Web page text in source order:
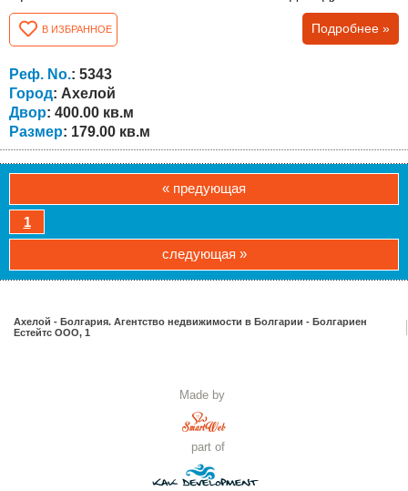
проекту. Дом двухэтажный, а планировка функциональна
и удобна. Общая площадь составляет 179,20 кв.м. и двор
400 кв.м. Первый этаж состоит из большой общей
комнаты с кухней, зоны: обеденный стол, диваны,
комната (спальня / кабинет),...
В ИЗБРАННОЕ Подробнее »
Реф. No.: 5343
Город: Ахелой
Двор: 400.00 кв.м
Размер: 179.00 кв.м
« предующая
1
следующая »
Ахелой - Болгария. Агентство недвижимости в Болгарии - Болгариен
Естейтс ООО, 1
Made by
part of